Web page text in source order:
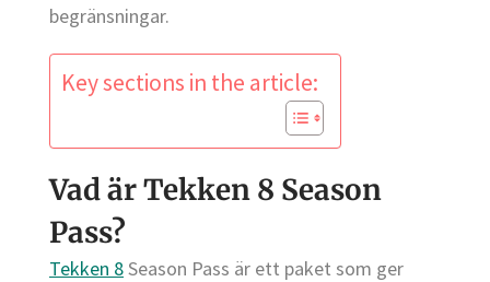
begränsningar.
Key sections in the article:
Vad är Tekken 8 Season
Pass?
Tekken 8Season Pass är ett paket som ger